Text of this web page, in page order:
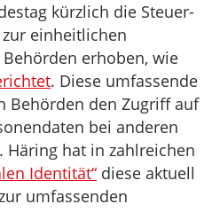
kürzlich die Steuer-
einheitlichen
erhoben, wie
. Diese umfassende
Behörden den Zugriff auf
bei anderen
hat in zahlreichen
Identität“ diese aktuell
umfassenden